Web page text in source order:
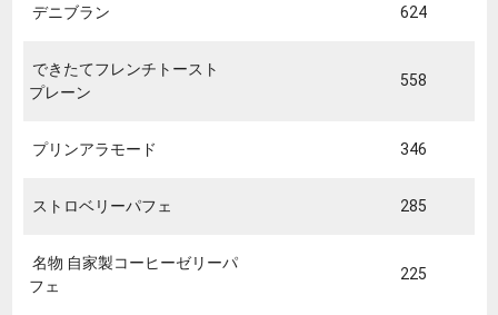
デニブラン 624
できたてフレンチトースト
プレーン
558
プリンアラモード 346
ストロベリーパフェ 285
名物 自家製コーヒーゼリーパ
フェ
225